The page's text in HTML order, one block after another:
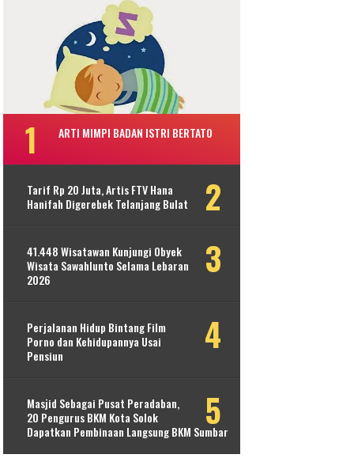
ARTI MIMPI BADAN ISTRI BERTATO
Tarif Rp 20 Juta, Artis FTV Hana
Hanifah Digerebek Telanjang Bulat
41.448 Wisatawan Kunjungi Obyek
Wisata Sawahlunto Selama Lebaran
2026
Perjalanan Hidup Bintang Film
Porno dan Kehidupannya Usai
Pensiun
Masjid Sebagai Pusat Peradaban,
20 Pengurus BKM Kota Solok
Dapatkan Pembinaan Langsung BKM Sumbar